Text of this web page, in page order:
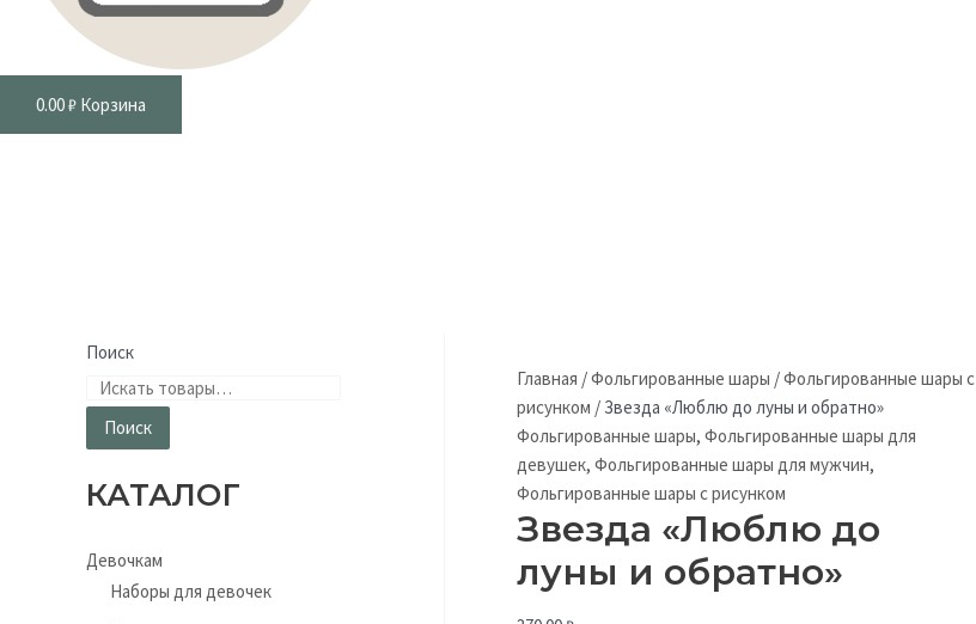
0.00₽ Корзина
Поиск
Поиск
КАТАЛОГ
Девочкам
Наборы для девочек
Главная /Фольгированные шары /Фольгированные шары с
рисунком / Звезда «Люблю до луны и обратно»
Фольгированные шары, Фольгированные шары для
девушек, Фольгированные шары для мужчин,
Фольгированные шары с рисунком
Звезда «Люблю до
луны и обратно»